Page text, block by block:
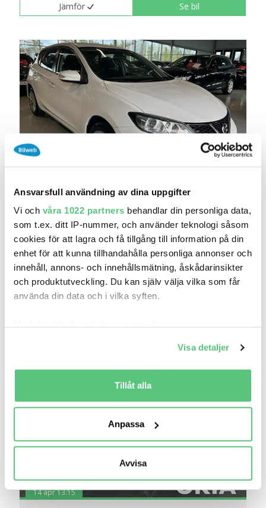
Ansvarsfull användning av dina uppgifter
Vi och våra 1022 partners behandlar din personliga data,
som t.ex. ditt IP-nummer, och använder teknologi såsom
cookies för att lagra och få tillgång till information på din
enhet för att kunna tillhandahålla personliga annonser och
innehåll, annons- och innehållsmätning, åskådarinsikter
och produktutveckling. Du kan själv välja vilka som får
använda din data och i vilka syften.
som kan ha en noggrannhet på upp till flera meter
Identifiera din enhet genom att aktivt skanna den
för specifika kännetecken (fingeravtryck)
Ta reda på mer om hur dina personliga uppgifter
Du kan ändra eller dra tillbaka ditt samtycke när som
helst från cookie-förklaringen.
en säker - och trygg marknadsplats och för att kunna ge
Visa detaljer
Tillåt alla
Anpassa
Avvisa
Jämför Se bil
Nissan Pulsar 1.2 DIG-T XTRONIC-CVT Drag V-
hj..
Pris84 900 kr Beräkna månadskostnad
Smart Citybil Sverige AB
Mil: 14 357 2015 Drivmedel:
Gratis historik (16)
Räkna på försäkring
14 apr 13:15